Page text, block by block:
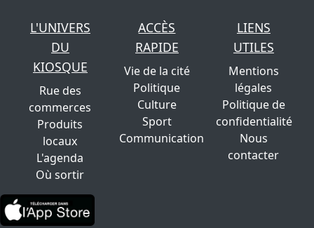
L'UNIVERS
DU
KIOSQUE
Rue des
commerces
Produits
locaux
L'agenda
Où sortir
ACCÈS
RAPIDE
Vie de la cité
Politique
Culture
Sport
Communication
LIENS
UTILES
Mentions
légales
Politique de
confidentialité
Nous
contacter